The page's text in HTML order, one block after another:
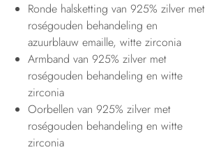
Ronde halsketting van 925% zilver met
roségouden behandeling en
azuurblauw emaille, witte zirconia
Armband van 925% zilver met
roségouden behandeling en witte
zirconia
Oorbellen van 925% zilver met
roségouden behandeling en witte
zirconia